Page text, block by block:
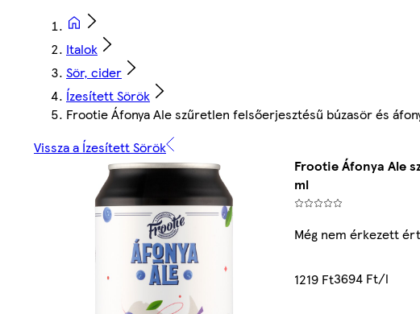
Italok
Sör, cider
Ízesített Sörök
Frootie Áfonya Ale szűretlen felsőerjesztésű búzasör és
Vissza a Ízesített Sörök
Frootie Áfonya Ale
ml
Még nem érkezett
1219 Ft3694 Ft/l